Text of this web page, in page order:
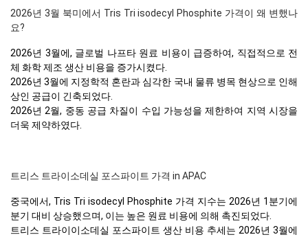
2026년 3월 북미에서 Tris Tri isodecyl Phosphite 가격이 왜 변했나
요?
2026년 3월에, 글로벌 나프타 원료 비용이 급증하여, 직접적으로 전
체 화학 제조 생산 비용을 증가시켰다.
2026년 3월에 지정학적 혼란과 심각한 국내 물류 병목 현상으로 인해
상인 공급이 긴축되었다.
2026년 2월, 중동 공급 차질이 수입 가능성을 제한하여 지역 시장을
더욱 제약하였다.
트리스 트라이소데실 포스파이트 가격 in APAC
중국에서, Tris Tri isodecyl Phosphite 가격 지수는 2026년 1분기에
분기 대비 상승했으며, 이는 높은 원료 비용에 의해 촉진되었다.
트리스 트라이이소데실 포스파이트 생산 비용 추세는 2026년 3월에